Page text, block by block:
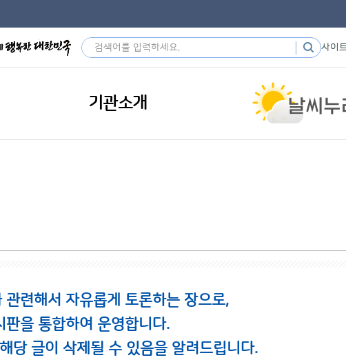
사이
기관소개
련해서 자유롭게 토론하는 장으로,
을 통합하여 운영합니다.
당 글이 삭제될 수 있음을 알려드립니다.